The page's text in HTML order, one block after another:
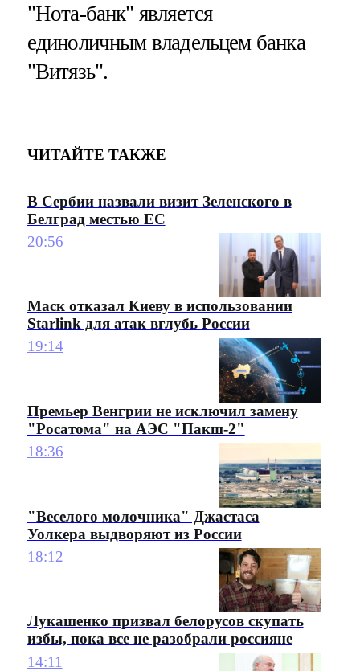
"Нота-банк" является
единоличным владельцем банка
"Витязь".
ЧИТАЙТЕ ТАКЖЕ
В Сербии назвали визит Зеленского в
Белград местью ЕС
20:56
Маск отказал Киеву в использовании
Starlink для атак вглубь России
19:14
Премьер Венгрии не исключил замену
"Росатома" на АЭС "Пакш-2"
18:36
"Веселого молочника" Джастаса
Уолкера выдворяют из России
18:12
Лукашенко призвал белорусов скупать
избы, пока все не разобрали россияне
14:11